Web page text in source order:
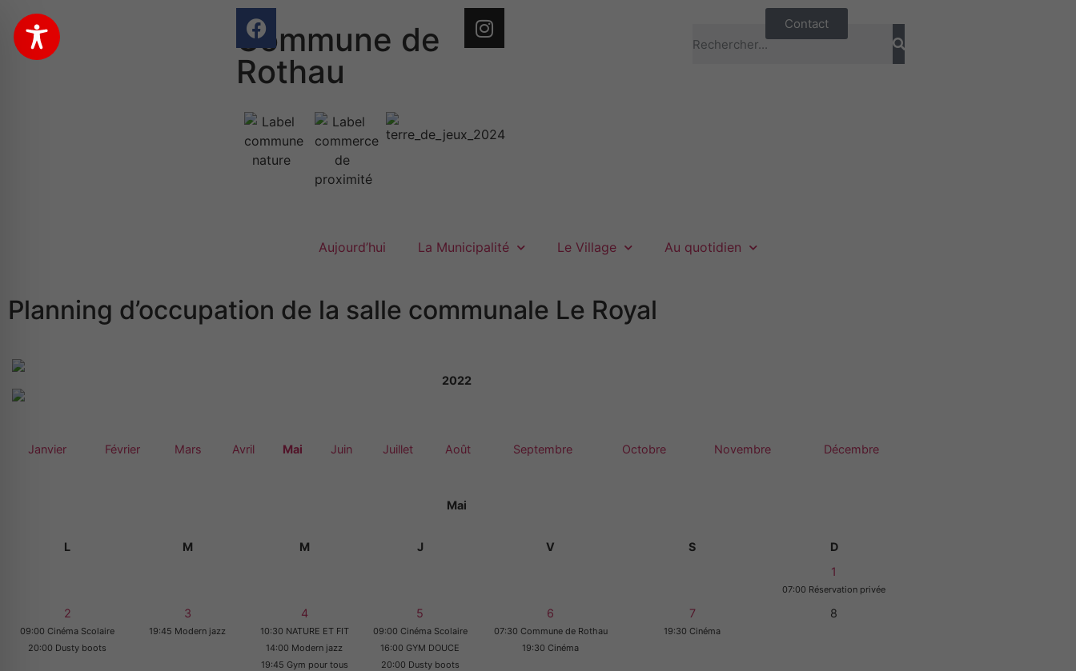
Contact
Commune de
Rothau
Aujourd’hui La Municipalité Le Village Au quotidien
Planning d’occupation de la salle communale Le Royal
2022
Janvier Février Mars Avril Mai Juin Juillet Août Septembre Octobre Novembre Décembre
Mai
L M M J V S
D
1
07:00 Réservation privée
2
09:00 Cinéma Scolaire
20:00 Dusty boots
3
19:45 Modern jazz
4
10:30 NATURE ET FIT
14:00 Modern jazz
19:45 Gym pour tous
5
09:00 Cinéma Scolaire
16:00 GYM DOUCE
20:00 Dusty boots
6
07:30 Commune de Rothau
19:30 Cinéma
7
19:30 Cinéma
8